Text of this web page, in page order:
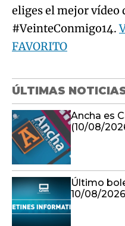
eliges el mejor vídeo
#VeinteConmigo14.
FAVORITO
ÚLTIMAS
Ancha es
(10/08/
Último
10/08/2026